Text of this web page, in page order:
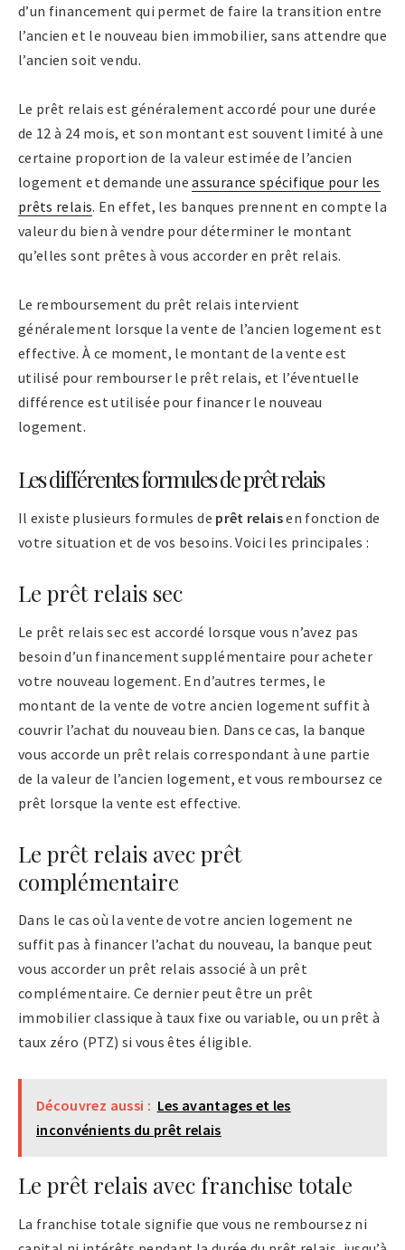
d’un financement qui permet de faire la transition entre
l’ancien et le nouveau bien immobilier, sans attendre que
l’ancien soit vendu.
Le prêt relais est généralement accordé pour une durée
de 12 à 24 mois, et son montant est souvent limité à une
certaine proportion de la valeur estimée de l’ancien
logement et demande uneassurance spécifique pour les
prêts relais. En effet, les banques prennent en compte la
valeur du bien à vendre pour déterminer le montant
qu’elles sont prêtes à vous accorder en prêt relais.
Le remboursement du prêt relais intervient
généralement lorsque la vente de l’ancien logement est
effective. À ce moment, le montant de la vente est
utilisé pour rembourser le prêt relais, et l’éventuelle
différence est utilisée pour financer le nouveau
logement.
Les différentes formules de prêt relais
Il existe plusieurs formules de prêt relaisen fonction de
votre situation et de vos besoins. Voici les principales :
Le prêt relais sec
Le prêt relais sec est accordé lorsque vous n’avez pas
besoin d’un financement supplémentaire pour acheter
votre nouveau logement. En d’autres termes, le
montant de la vente de votre ancien logement suffit à
couvrir l’achat du nouveau bien. Dans ce cas, la banque
vous accorde un prêt relais correspondant à une partie
de la valeur de l’ancien logement, et vous remboursez ce
prêt lorsque la vente est effective.
Le prêt relais avec prêt
complémentaire
Dans le cas où la vente de votre ancien logement ne
suffit pas à financer l’achat du nouveau, la banque peut
vous accorder un prêt relais associé à un prêt
complémentaire. Ce dernier peut être un prêt
immobilier classique à taux fixe ou variable, ou un prêt à
taux zéro (PTZ) si vous êtes éligible.
Découvrez aussi : Les avantages et les
inconvénients du prêt relais
Le prêt relais avec franchise totale
La franchise totale signifie que vous ne remboursez ni